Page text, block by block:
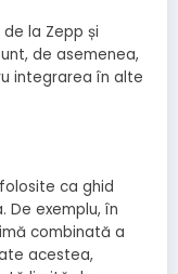
la Zepp și
de asemenea,
integrarea în alte
ca ghid
De exemplu, în
combinată a
acestea,